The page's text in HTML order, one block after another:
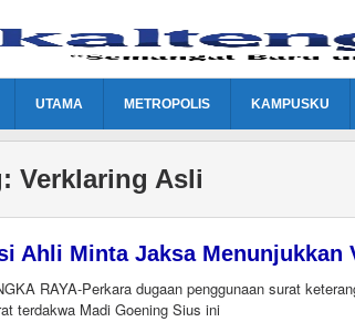
UTAMA METROPOLIS KAMPUSKU
Verklaring Asli
Ahli Minta Jaksa Menunjukkan
RAYA-Perkara dugaan penggunaan surat
terdakwa Madi Goening Sius ini